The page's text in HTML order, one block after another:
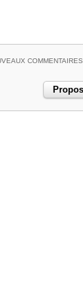
COMMENTAIRES